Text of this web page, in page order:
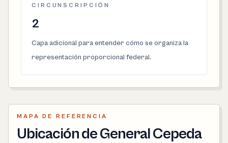
CIRCUNSCRIPCIÓN
2
Capa adicional para entender cómo se organiza la
representación proporcional federal.
MAPA DE REFERENCIA
Ubicación de General Cepeda